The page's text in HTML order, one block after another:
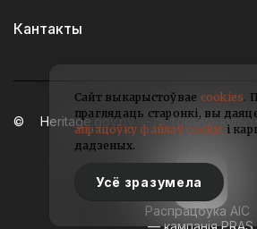
Кантакты
Heritage.gov.by — гісторыка-
Беларусі
Распрацоўка АІС
Сайт выкарыстоўвае cookies.
праглядаць старонкі, вы
апрацоўку файлаў cookie і
дадзеных.
Усё зразумела